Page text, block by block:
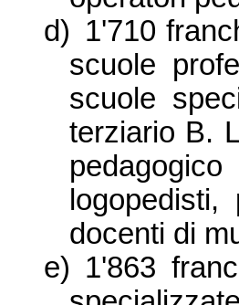
d) 1'710
scuole
scuole
terziario B.
docenti di
e) 1'863